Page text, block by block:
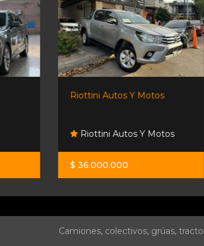
Riottini Autos Y Motos
Riottini Autos Y Motos
Fiat Toro
Rl
Camiones, colectivos, grúas,